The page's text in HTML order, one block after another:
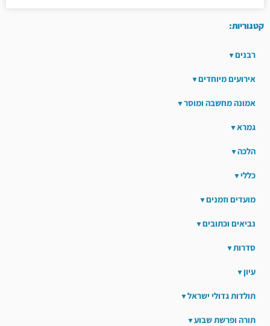
קטגוריות:
רבנים
אירועים מיוחדים
אמונה מחשבה ומוסר
גמרא
הלכה
כללי
מועדים וזמנים
נביאים וכתובים
סדרות
עיון
תולדות גדולי ישראל
תורה ופרשת שבוע